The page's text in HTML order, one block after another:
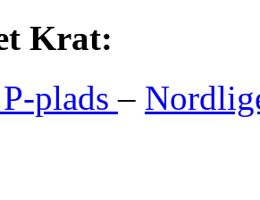
Krat:
plads–